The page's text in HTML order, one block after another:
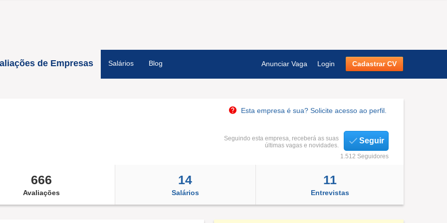
de Empresas Salários Blog Anunciar Vaga Login Cadastrar CV
Esta empresa é sua? Solicite acesso ao perfil.
Seguindo esta empresa, receberá as suas
últimas vagas e novidades.
Seguir
1.512 Seguidores
666
Avaliações
14
Salários
11
Entrevistas